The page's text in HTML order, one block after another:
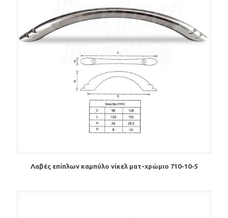
Λαβές επίπλων καμπύλο νίκελ ματ-χρώμιο 710-10-5